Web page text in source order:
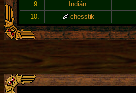
9.
Indián
10.
chesstik